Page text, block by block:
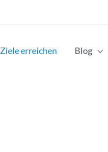
Ziele erreichen Blog